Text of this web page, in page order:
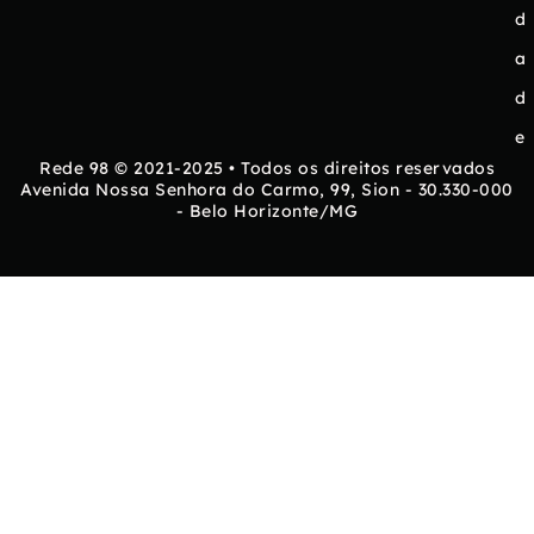
d
a
d
e
Rede 98 © 2021-2025 • Todos os direitos reservados
Avenida Nossa Senhora do Carmo, 99, Sion - 30.330-000
- Belo Horizonte/MG